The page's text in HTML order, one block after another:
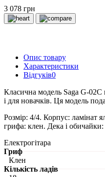
3 078 грн
Опис товару
Характеристики
Відгуків0
Класична модель Saga G-02С
і для новачків. Ця модель
Розмір: 4/4. Корпус: ламінат
грифа: клен. Дека і
Електрогітара
Гриф
Клен
Кількість ладів